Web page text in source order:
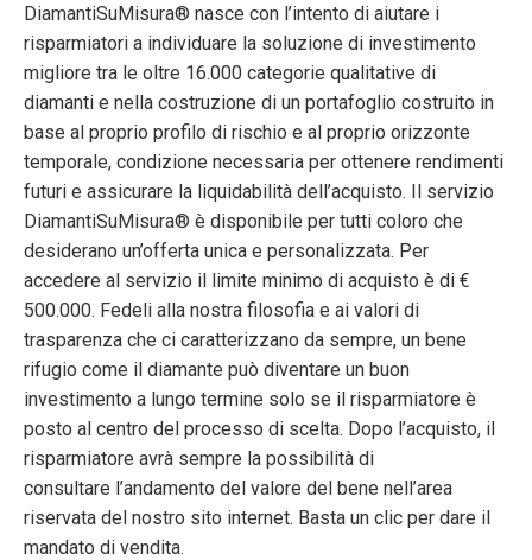
DiamantiSuMisura® nasce con l’intento di aiutare i
risparmiatori a individuare la soluzione di investimento
migliore tra le oltre 16.000 categorie qualitative di
diamanti e nella costruzione di un portafoglio costruito in
base al proprio profilo di rischio e al proprio orizzonte
temporale, condizione necessaria per ottenere rendimenti
futuri e assicurare la liquidabilità dell’acquisto. Il servizio
DiamantiSuMisura® è disponibile per tutti coloro che
desiderano un’offerta unica e personalizzata. Per
accedere al servizio il limite minimo di acquisto è di €
500.000. Fedeli alla nostra filosofia e ai valori di
trasparenza che ci caratterizzano da sempre, un bene
rifugio come il diamante può diventare un buon
investimento a lungo termine solo se il risparmiatore è
posto al centro del processo di scelta. Dopo l’acquisto, il
risparmiatore avrà sempre la possibilità di
consultare l’andamento del valore del bene nell’area
riservata del nostro sito internet. Basta un clic per dare il
mandato di vendita.